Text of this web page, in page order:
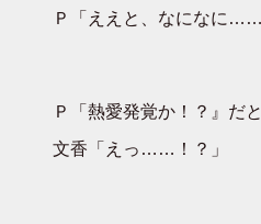
Ｐ「ええと、なになに
Ｐ「熱愛発覚か！？』
文香「えっ……！？」